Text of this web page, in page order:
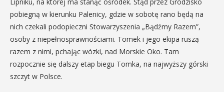
pobiegną w kierunku Palenicy, gdzie w sobotę rano będą na
nich czekali podopieczni Stowarzyszenia „Bądźmy Razem”,
osoby z niepełnosprawnościami. Tomek i jego ekipa ruszą
razem z nimi, pchając wózki, nad Morskie Oko. Tam
rozpocznie się dalszy etap biegu Tomka, na najwyższy górski
szczyt w Polsce.